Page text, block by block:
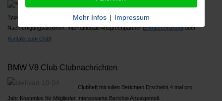
Typenreferenten
Nachfertigungsaktionen, Internationale AnsprechpartnerEintrittserklärungoder
Kontakt zum Club!
BMW V8 Club Clubnachrichten
Clubheft mit tollen Berichten Erscheint 4 mal pro
Jahr Kostenlos für Mitglieder Interessante Berichte Anzeigenteil.
Mehr Infos | Impressum